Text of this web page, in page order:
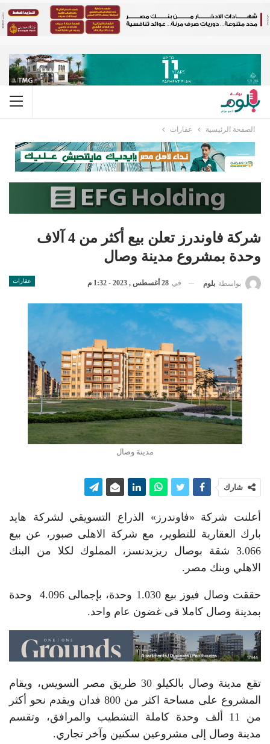
الصفحة الرئيسية عقارات
شركة فاوندرز تعلن بيع أكثر من 4 آلاف‬
وحدة بمشروع مدينة وصال
عقارات بواسطة بلوم في 28 أغسطس , 2023 - 1:32 م
مدينة وصال
شارك
أعلنت شركة «فاوندرز» الذراع التسويقي لشركة هايد
بارك العقارية للتطوير، مع شركة الاهلى صبور، عن بيع
3.066 شقة بوصال ريزيدنسز، المملوك لكلا من البنك
الاهلي وبنك مصر.
حققت وصال فيوز بيع 1.030 وحدة، بإجمالى 4.096 وحدة
بمدينة وصال كاملا فى غضون عام واحد.
تقع مدينة وصال بالكيلو 30 طريق مصر السويس، ويقام
المشروع على مساحة اكثر من 800 فدان ويقدم نحو أكثر
من 11 ألف وحدة كاملة التشطيب والمرافق، وتقسم
مدينة وصال إلى مشروعين سكنين وآخر تجاري.